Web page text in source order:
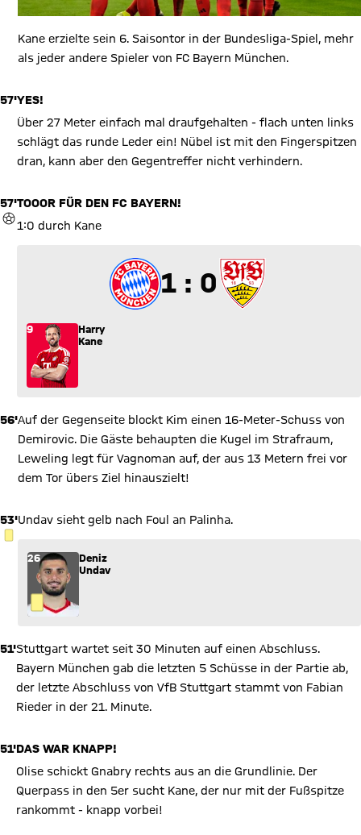
Kane erzielte sein 6. Saisontor in der Bundesliga-Spiel, mehr
als jeder andere Spieler von FC Bayern München.
57'YES!
Über 27 Meter einfach mal draufgehalten - flach unten links
schlägt das runde Leder ein! Nübel ist mit den Fingerspitzen
dran, kann aber den Gegentreffer nicht verhindern.
57'
TOR
TOOOR FÜR DEN FC BAYERN!
1:0 durch Kane
1 zu 0
1 : 0
9
Harry
Kane
56'Auf der Gegenseite blockt Kim einen 16-Meter-Schuss von
Demirovic. Die Gäste behaupten die Kugel im Strafraum,
Leweling legt für Vagnoman auf, der aus 13 Metern frei vor
dem Tor übers Ziel hinauszielt!
53'
GELBE KARTE
Undav sieht gelb nach Foul an Palinha.
26
Deniz
Undav
51'Stuttgart wartet seit 30 Minuten auf einen Abschluss.
Bayern München gab die letzten 5 Schüsse in der Partie ab,
der letzte Abschluss von VfB Stuttgart stammt von Fabian
Rieder in der 21. Minute.
51'DAS WAR KNAPP!
Olise schickt Gnabry rechts aus an die Grundlinie. Der
Querpass in den 5er sucht Kane, der nur mit der Fußspitze
rankommt - knapp vorbei!